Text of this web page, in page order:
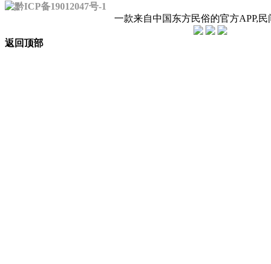
黔ICP备19012047号-1
一款来自中国东方民俗的官方APP,
返回顶部